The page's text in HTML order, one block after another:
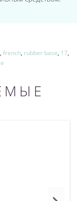
, french, rubber base, 17,